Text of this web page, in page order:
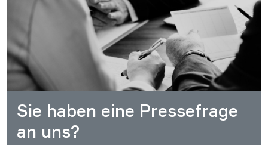
Sie haben eine Pressefrage
an uns?